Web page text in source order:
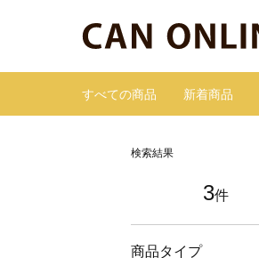
すべての商品 新着商品
検索結果
3件
商品タイプ